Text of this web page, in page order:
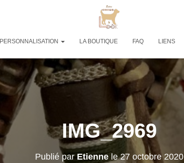
PERSONNALISATION LA BOUTIQUE FAQ LIENS
IMG_2969
Publié parEtiennele27 octobre 2020